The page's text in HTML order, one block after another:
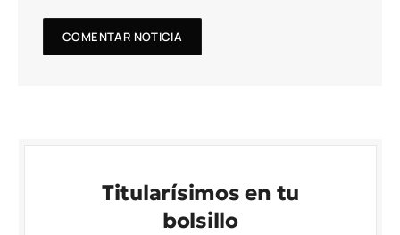
Titularísimos en tu
bolsillo